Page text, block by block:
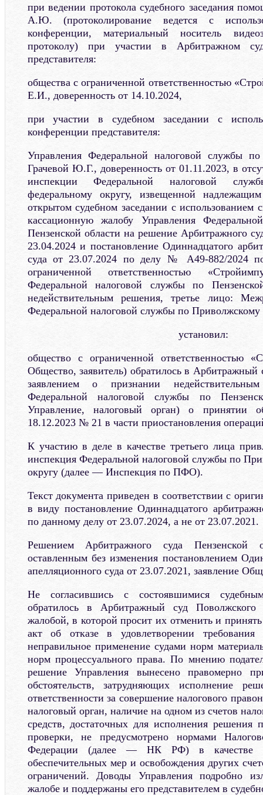
при ведении протокола судебного заседания
А.Ю. (протоколирование ведется с
конференции, материальный носитель
протоколу) при участии в Арбитражном
представителя:
общества с ограниченной ответственностью
Е.И., доверенность от 14.10.2024,
при участии в судебном заседании с
конференции представителя:
Управления Федеральной налоговой службы
Грачевой Ю.Г., доверенность от 01.11.2023, в
инспекции Федеральной налоговой
федеральному округу, извещенной
открытом судебном заседании с использованием
кассационную жалобу Управления
Пензенской области на решение Арбитражного
23.04.2024 и постановление Одиннадцатого
суда от 23.07.2024 по делу № А49-882/2024
ограниченной ответственностью
Федеральной налоговой службы по
недействительным решения, третье лицо:
Федеральной налоговой службы по Приволжскому
установил:
общество с ограниченной ответственностью
Общество, заявитель) обратилось в Арбитражный
заявлением о признании
Федеральной налоговой службы по
Управление, налоговый орган) о принятии
18.12.2023 № 21 в части приостановления
К участию в деле в качестве третьего лица
инспекция Федеральной налоговой службы по
округу (далее — Инспекция по ПФО).
Текст документа приведен в соответствии с
в виду постановление Одиннадцатого
по данному делу от 23.07.2024, а не от 23.07.2021.
Решением Арбитражного суда Пензенской
оставленным без изменения постановлением
апелляционного суда от 23.07.2021, заявление
Не согласившись с состоявшимися
обратилось в Арбитражный суд Поволжского
жалобой, в которой просит их отменить и
акт об отказе в удовлетворении
неправильное применение судами норм
норм процессуального права. По мнению
решение Управления вынесено правомерно
обстоятельств, затрудняющих исполнение
ответственности за совершение налогового
налоговый орган, наличие на одном из счетов
средств, достаточных для исполнения решения
проверки, не предусмотрено нормами
Федерации (далее — НК РФ) в качестве
обеспечительных мер и освобождения других
ограничений. Доводы Управления подробно
жалобе и поддержаны его представителем в